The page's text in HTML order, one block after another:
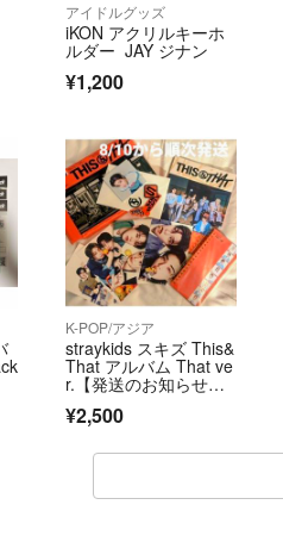
アイドルグッズ
iKON アクリルキーホ
ルダー JAY ジナン
¥1,200
K-POP/アジア
straykids スキズ This&
That アルバム That ve
r.【発送のお知らせは
発送通知でさせて頂き
ます】
¥2,500